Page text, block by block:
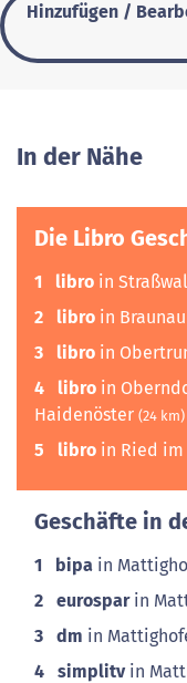
Hinzufügen /
In der Nähe
Die Libro
1 libro in
2 libro in
3 libro in
4 libro in
Haidenöster (24 km)
5 libro in Ried
Geschäfte in
1 bipa in
2 eurosparin
3 dm in
4 simplitvin